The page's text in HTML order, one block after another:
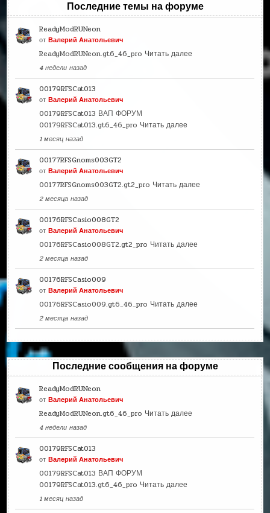
Последние темы на форуме
ReadyModRUNeon
отВалерий Анатольевич
ReadyModRUNeon.gt6_46_pro Читать далее
4 недели назад
00179RFSCat013
отВалерий Анатольевич
00179RFSCat013 ВАП ФОРУМ
00179RFSCat013.gt6_46_pro Читать далее
1 месяц назад
00177RFSGnoms003GT2
отВалерий Анатольевич
00177RFSGnoms003GT2.gt2_pro Читать далее
2 месяца назад
00176RFSCasio008GT2
отВалерий Анатольевич
00176RFSCasio008GT2.gt2_pro Читать далее
2 месяца назад
00176RFSCasio009
отВалерий Анатольевич
00176RFSCasio009.gt6_46_pro Читать далее
2 месяца назад
Последние сообщения на форуме
ReadyModRUNeon
отВалерий Анатольевич
ReadyModRUNeon.gt6_46_pro Читать далее
4 недели назад
00179RFSCat013
отВалерий Анатольевич
00179RFSCat013 ВАП ФОРУМ
00179RFSCat013.gt6_46_pro Читать далее
1 месяц назад